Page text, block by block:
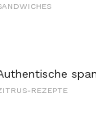
REZEPTE